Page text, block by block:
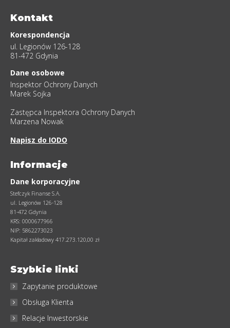
Kontakt
Korespondencja
ul. Legionów 126-128
81-472 Gdynia
Dane osobowe
Inspektor Ochrony Danych
Marek Sojka
Zastępca Inspektora Ochrony Danych
Marzena Nowak
Napisz do IODO
Informacje
Dane korporacyjne
Stefczyk Finanse S.A.
ul. Legionów 126-128
81-472 Gdynia
KRS: 0000677966
NIP: 5862273023
Kapitał zakładowy 417.273.120,00 zł
Szybkie linki
Zapytanie produktowe
Obsługa Klienta
Relacje Inwestorskie